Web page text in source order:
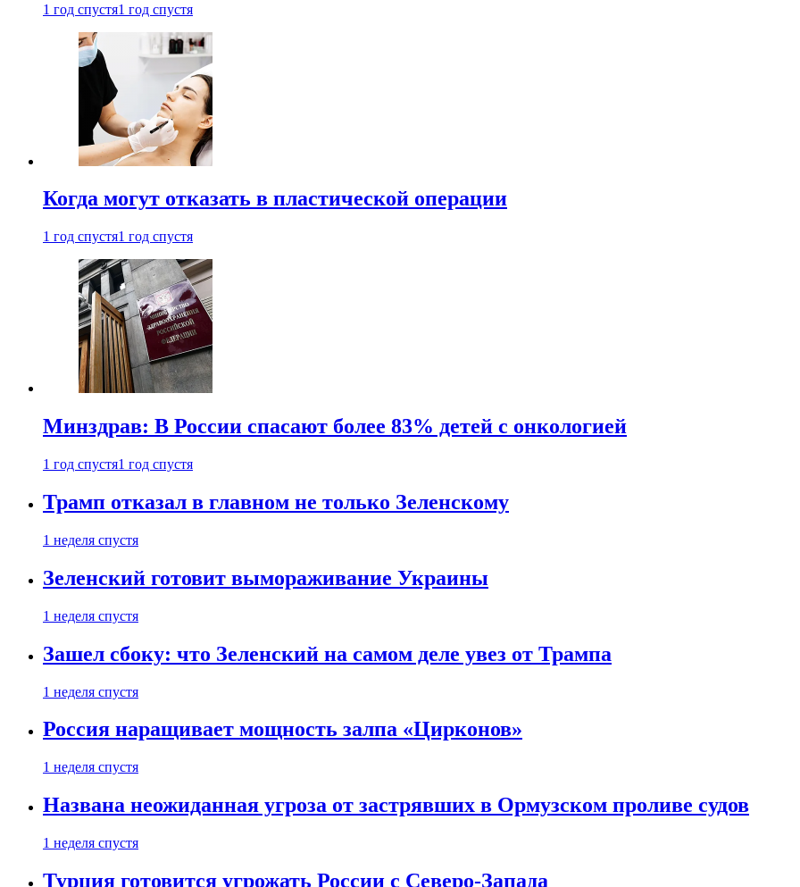
1 год спустя1 год спустя
Когда могут отказать в пластической операции
1 год спустя1 год спустя
Минздрав: В России спасают более 83% детей с онкологией
1 год спустя1 год спустя
Трамп отказал в главном не только Зеленскому
1 неделя спустя
Зеленский готовит вымораживание Украины
1 неделя спустя
Зашел сбоку: что Зеленский на самом деле увез от Трампа
1 неделя спустя
Россия наращивает мощность залпа «Цирконов»
1 неделя спустя
Названа неожиданная угроза от застрявших в Ормузском проливе судов
1 неделя спустя
Турция готовится угрожать России с Северо-Запада